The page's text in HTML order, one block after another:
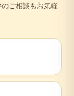
ご相談もお気軽